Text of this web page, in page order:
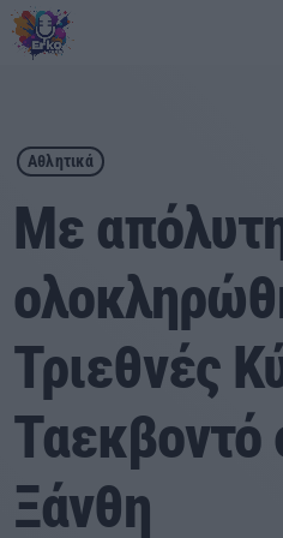
play_arrow ΕΡΚΟ
Αρχική
Εκπομπές
Ειδήσεις
Αθλητικά
Αθλητικά
Με
Τριεθνές
Ταεκβοντό
Ξάνθη